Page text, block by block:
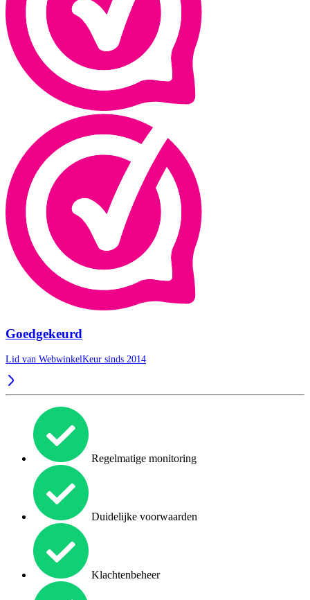
Goedgekeurd
Lid van WebwinkelKeur sinds 2014
Regelmatige monitoring
Duidelijke voorwaarden
Klachtenbeheer